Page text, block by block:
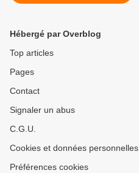
Hébergé par Overblog
Top articles
Pages
Contact
Signaler un abus
C.G.U.
Cookies et données personnelles
Préférences cookies